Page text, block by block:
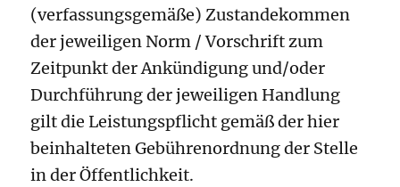
(verfassungsgemäße) Zustandekommen
der jeweiligen Norm / Vorschrift zum
Zeitpunkt der Ankündigung und/oder
Durchführung der jeweiligen Handlung
gilt die Leistungspflicht gemäß der hier
beinhalteten Gebührenordnung der Stelle
in der Öffentlichkeit.